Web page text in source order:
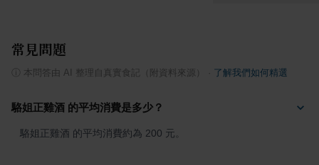
常見問題
本問答由 AI 整理自真實食記（附資料來源） 了解我們如何精選
駱姐正雞酒 的平均消費是多少？
駱姐正雞酒 的平均消費約為 200 元。